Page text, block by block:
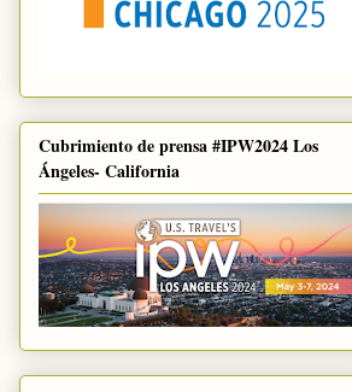
Cubrimiento de prensa #IPW2024 Los
Ángeles- California